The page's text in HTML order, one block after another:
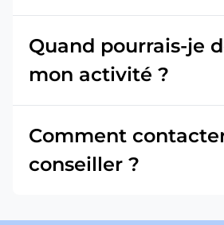
Quand pourrais-je
mon activité ?
Comment
conseiller ?